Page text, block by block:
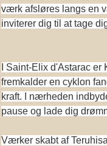
værk afsløres langs en
inviterer dig til at tage
I Saint-Elix d'Astarac
fremkalder en cyklon
kraft. I nærheden
pause og lade dig
Værker skabt af